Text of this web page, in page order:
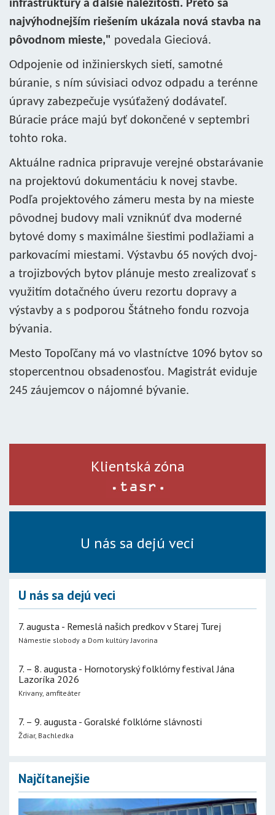
infraštruktúry a ďalšie náležitosti. Preto sa
najvýhodnejším riešením ukázala nová stavba na
pôvodnom mieste," povedala Gieciová.
Odpojenie od inžinierskych sietí, samotné
búranie, s ním súvisiaci odvoz odpadu a terénne
úpravy zabezpečuje vysúťažený dodávateľ.
Búracie práce majú byť dokončené v septembri
tohto roka.
Aktuálne radnica pripravuje verejné obstarávanie
na projektovú dokumentáciu k novej stavbe.
Podľa projektového zámeru mesta by na mieste
pôvodnej budovy mali vzniknúť dva moderné
bytové domy s maximálne šiestimi podlažiami a
parkovacími miestami. Výstavbu 65 nových dvoj-
a trojizbových bytov plánuje mesto zrealizovať s
využitím dotačného úveru rezortu dopravy a
výstavby a s podporou Štátneho fondu rozvoja
bývania.
Mesto Topoľčany má vo vlastníctve 1096 bytov so
stopercentnou obsadenosťou. Magistrát eviduje
245 záujemcov o nájomné bývanie.
Klientská zóna
U nás sa dejú veci
U nás sa dejú veci
7. augusta - Remeslá našich predkov v Starej Turej
Námestie slobody a Dom kultúry Javorina
7. – 8. augusta - Hornotoryský folklórny festival Jána
Lazoríka 2026
Krivany, amfiteáter
7. – 9. augusta - Goralské folklórne slávnosti
Ždiar, Bachledka
Najčítanejšie